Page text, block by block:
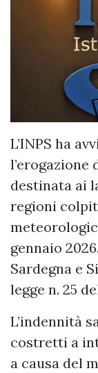
L’INPS ha
l’erogazione
destinata ai
regioni
gennaio
Sardegna e
legge n. 25
L’indennità
costretti a
a causa del